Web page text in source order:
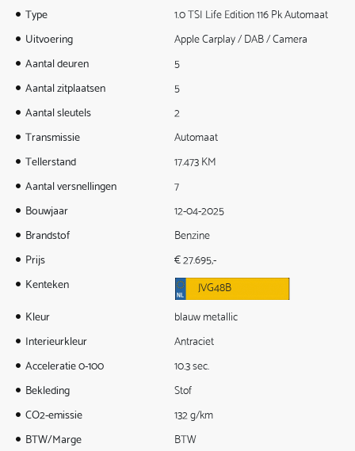
Type
1.0 TSI Life Edition 116 Pk Automaat
Uitvoering
Apple Carplay / DAB / Camera
Aantal deuren
5
Aantal zitplaatsen
5
Aantal sleutels
2
Transmissie
Automaat
Tellerstand
17.473 KM
Aantal versnellingen
7
Bouwjaar
12-04-2025
Brandstof
Benzine
Prijs
€ 27.695,-
Kenteken
JVG48B
Kleur
blauw metallic
Interieurkleur
Antraciet
Acceleratie 0-100
10.3 sec.
Bekleding
Stof
CO2-emissie
132 g/km
BTW/Marge
BTW